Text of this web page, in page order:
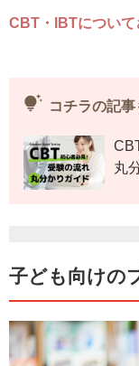
CBT・IBTについて
tips_and_updates コチラの記事
丸
子ども向けの